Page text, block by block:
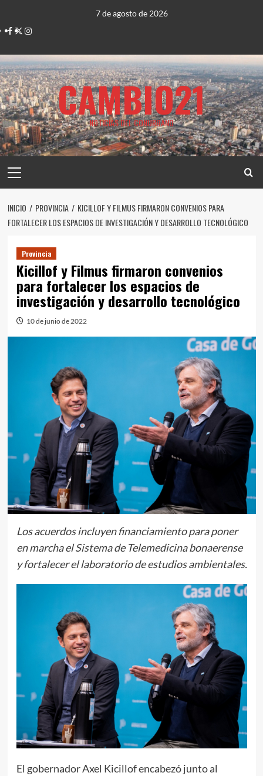
contenido
7 de agosto de 2026
Facebook
TwitterInstagram
CAMBIO21
NOTICIAS DEL CONURBANO
principal
INICIO PROVINCIA
KICILLOF Y FILMUS FIRMARON CONVENIOS PARA
FORTALECER LOS ESPACIOS DE INVESTIGACIÓN Y DESARROLLO TECNOLÓGICO
Provincia
Kicillof y Filmus firmaron convenios
para fortalecer los espacios de
investigación y desarrollo tecnológico
10 de junio de 2022
Los acuerdos incluyen financiamiento para poner
en marcha el Sistema de Telemedicina bonaerense
y fortalecer el laboratorio de estudios ambientales.
El gobernador Axel Kicillof encabezó junto al